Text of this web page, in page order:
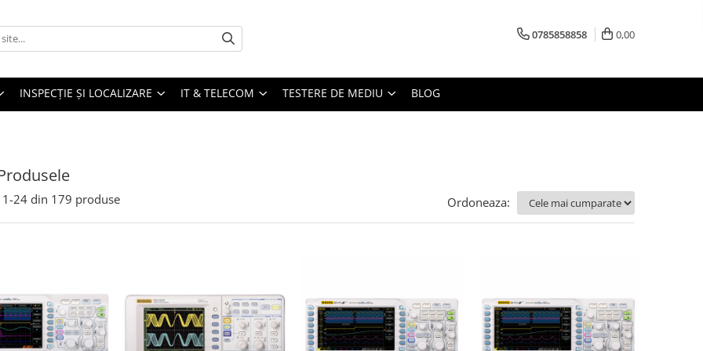
0785858858 0,00
INSPECȚIE ȘI LOCALIZARE IT & TELECOM TESTERE DE MEDIU BLOG
1-24 din 179 produse Ordoneaza: